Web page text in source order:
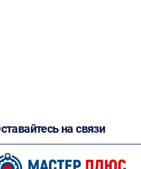
на связи